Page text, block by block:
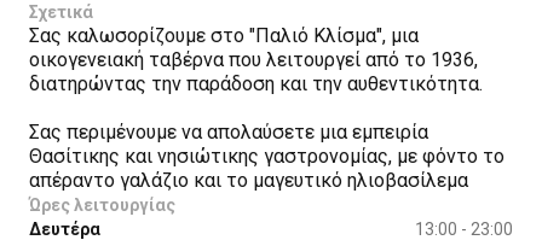
Σχετικά
Σας καλωσορίζουμε στο "Παλιό Κλίσμα", μια
οικογενειακή ταβέρνα που λειτουργεί από το 1936,
διατηρώντας την παράδοση και την αυθεντικότητα.
Σας περιμένουμε να απολαύσετε μια εμπειρία
Θασίτικης και νησιώτικης γαστρονομίας, με φόντο το
απέραντο γαλάζιο και το μαγευτικό ηλιοβασίλεμα
Ώρες λειτουργίας
Δευτέρα
13:00 - 23:00